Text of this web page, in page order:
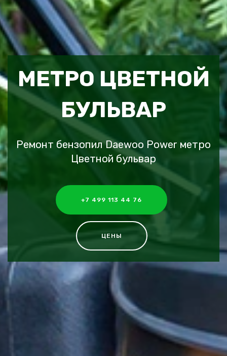
МЕТРО ЦВЕТНОЙ
БУЛЬВАР
Ремонт бензопил Daewoo Power метро
Цветной бульвар
+7 499 113 44 76
ЦЕНЫ